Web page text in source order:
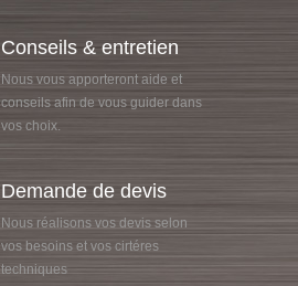
Conseils & entretien
Nous vous apporteront aide et
conseils afin de vous guider dans
vos choix.
Demande de devis
Nous réalisons vos devis selon
vos besoins et vos cirtéres
techniques